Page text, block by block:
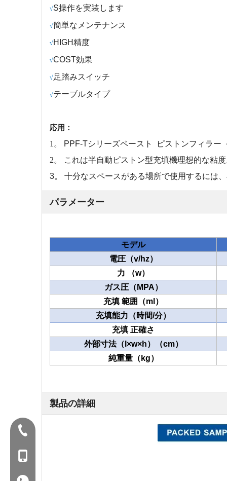
√S操作を実装します
√簡単なメンテナンス
√H IGH精度
√COST効果
√足踏みスイッチ
√テーブルタイプ
応用：
1。
PPF-Tシリーズペースト ピストンフィラー
2。
これは半自動ピストン型充填機理想的な粘度
3。 十分なスペースがある場所で使用するには、
パラメーター
モデル
電圧（v/hz）
力 （w）
ガス圧（MPA）
充填 範囲（ml）
充填能力（時間/分）
充填 正確さ
外部寸法（l×w×h）（cm）
純重量（kg）
製品の詳細